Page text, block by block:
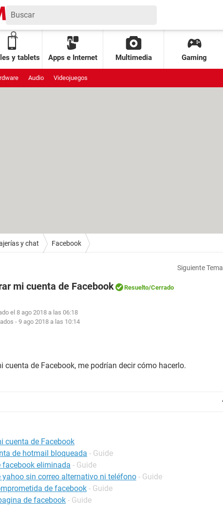
y tablets Apps e Internet Multimedia Gaming
Audio Videojuegos
y chat Facebook
Siguiente Tema
mi cuenta de Facebook Resuelto/Cerrado
el 8 ago 2018 a las 06:18
-9 ago 2018 a las 10:14
cuenta de Facebook, me podrían decir cómo hacerlo.
cuenta de Facebook
de hotmail bloqueada - Guide
facebook eliminada - Guide
yahoo sin correo alternativo ni teléfono - Guide
de facebook - Guide
de facebook - Guide